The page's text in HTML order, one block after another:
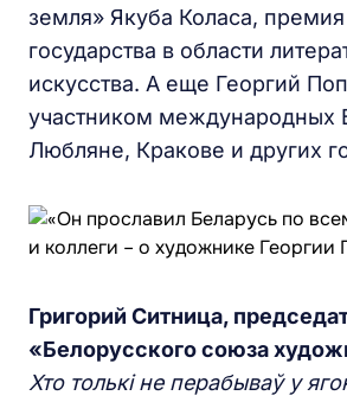
земля» Якуба Коласа,
государства в области
искусства. А еще Георгий
участником международных
Любляне, Кракове и других
Григорий Ситница,
«Белорусского союза
Хто толькі не перабываў у